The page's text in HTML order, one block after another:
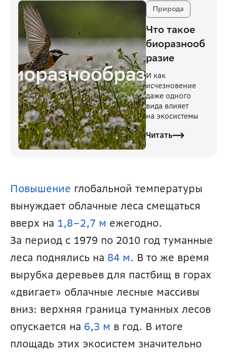
Природа
Что такое
биоразнооб
разие
И как
исчезновение
даже одного
вида влияет
на экосистемы
Читать
Повышение глобальной температуры
вынуждает облачные леса смещаться
вверх на 1,8–2,7 м ежегодно.
За период с 1979 по 2010 год туманные
леса поднялись на 84 м. В то же время
вырубка деревьев для пастбищ в горах
«двигает» облачные лесные массивы
вниз: верхняя граница туманных лесов
опускается на 6,3 м в год. В итоге
площадь этих экосистем значительно